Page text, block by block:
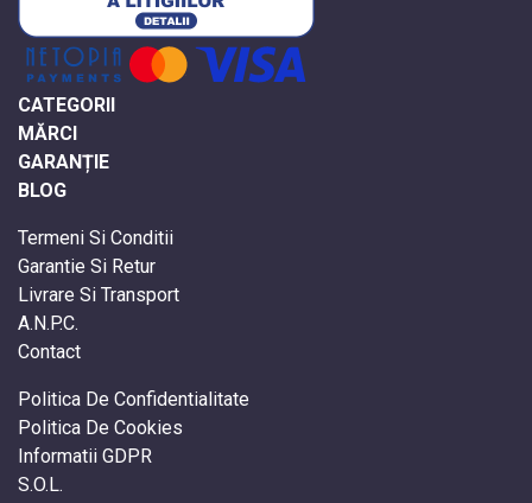
CATEGORII
MĂRCI
GARANȚIE
BLOG
Termeni Si Conditii
Garantie Si Retur
Livrare Si Transport
A.N.P.C.
Contact
Politica De Confidentialitate
Politica De Cookies
Informatii GDPR
S.O.L.